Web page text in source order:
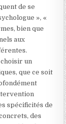
de se
», «
bien que
aux
un
que ce soit
spécificités de
des